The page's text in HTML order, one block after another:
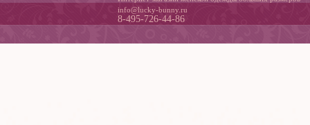
info@lucky-bunny.ru
8-495-726-44-86